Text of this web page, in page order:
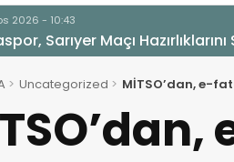
2026 - 10:41
Bodrum FK’da
Uncategorized MİTSO’dan, e-